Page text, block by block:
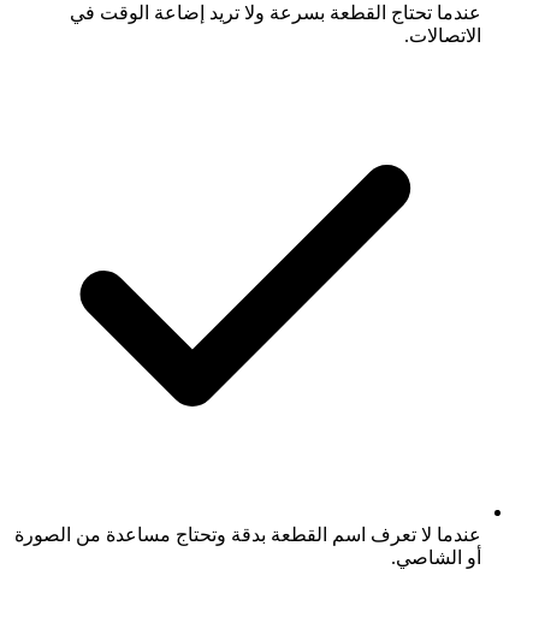
عندما تحتاج القطعة بسرعة ولا تريد إضاعة الوقت في
الاتصالات.
عندما لا تعرف اسم القطعة بدقة وتحتاج مساعدة من الصورة
أو الشاصي.